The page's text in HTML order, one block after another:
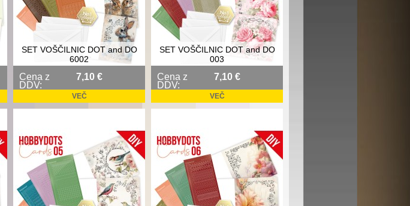
SET VOŠČILNIC DOT and DO
6002
Cena z
DDV:
7,10 €
VEČ
SET VOŠČILNIC DOT and DO
003
Cena z
DDV:
7,10 €
VEČ